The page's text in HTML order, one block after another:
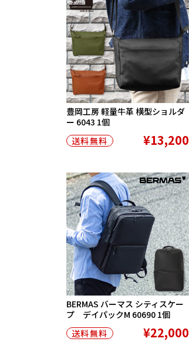
豊岡工房 軽量牛革 横型ショルダ
ー 6043 1個
送料無料
¥13,200
BERMAS バーマス シティスケー
プ デイパックM 60690 1個
送料無料
¥22,000